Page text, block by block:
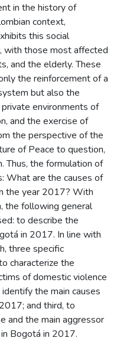
in the history of
context,
this social
with those most affected
and the elderly. These
the reinforcement of a
but also the
environments of
and the exercise of
the perspective of the
of Peace to question,
Thus, the formulation of
What are the causes of
the year 2017? With
the following general
to describe the
in 2017. In line with
three specific
characterize the
of domestic violence
the main causes
and third, to
and the main aggressor
Bogotá in 2017.